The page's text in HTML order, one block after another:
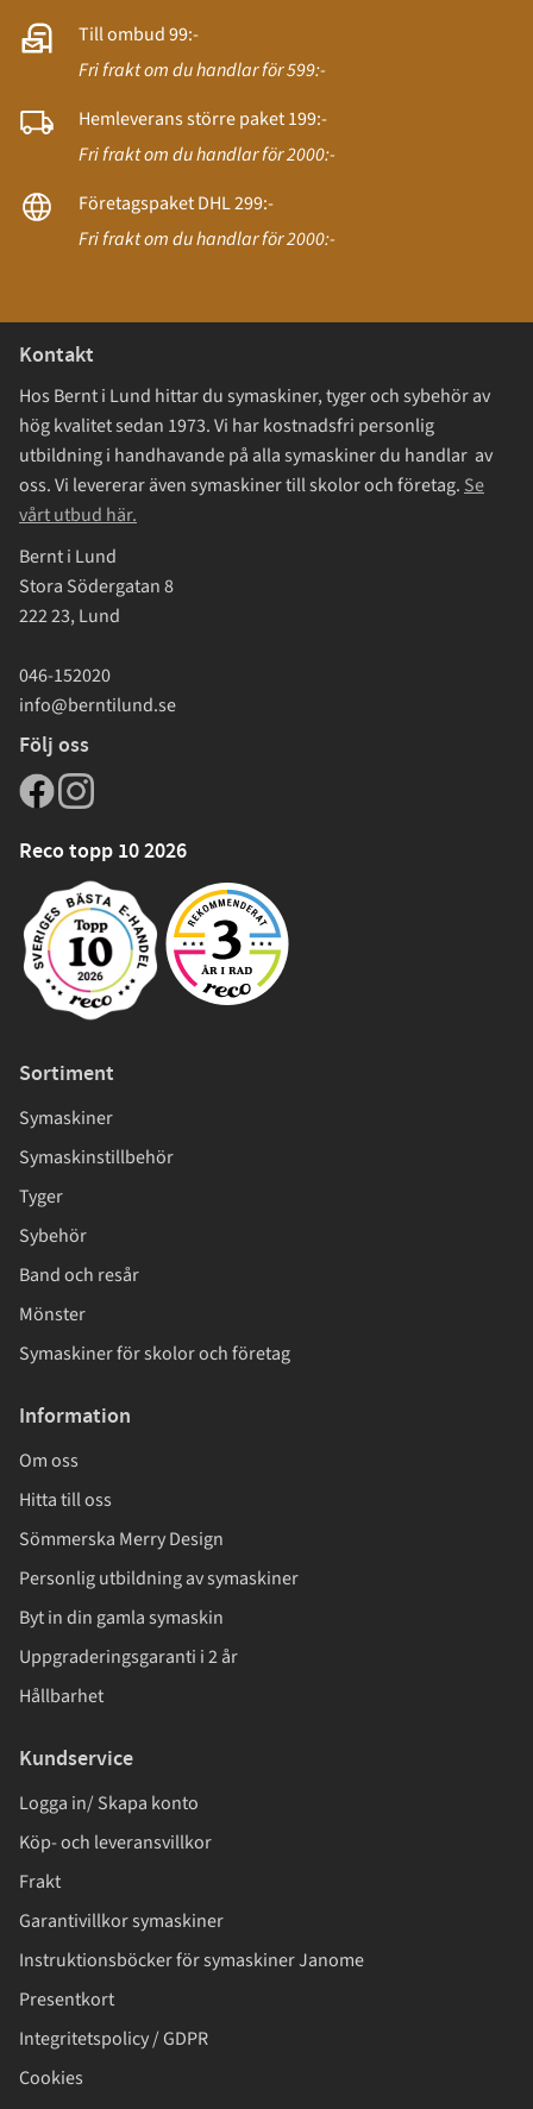
Till ombud 99:-
Fri frakt om du handlar för 599:-
Hemleverans större paket 199:-
Fri frakt om du handlar för 2000:-
Företagspaket DHL 299:-
Fri frakt om du handlar för 2000:-
Kontakt
Hos Bernt i Lund hittar du symaskiner, tyger och sybehör av
hög kvalitet sedan 1973. Vi har kostnadsfri personlig
utbildning i handhavande på alla symaskiner du handlar av
oss. Vi levererar även symaskiner till skolor och företag. Se
vårt utbud här.
Bernt i Lund
Stora Södergatan 8
222 23, Lund
046-152020
info@berntilund.se
Följ oss
Reco topp 10 2026
Sortiment
Symaskiner
Symaskinstillbehör
Tyger
Sybehör
Band och resår
Mönster
Symaskiner för skolor och företag
Information
Om oss
Hitta till oss
Sömmerska Merry Design
Personlig utbildning av symaskiner
Byt in din gamla symaskin
Uppgraderingsgaranti i 2 år
Hållbarhet
Kundservice
Logga in/ Skapa konto
Köp- och leveransvillkor
Frakt
Garantivillkor symaskiner
Instruktionsböcker för symaskiner Janome
Presentkort
Integritetspolicy / GDPR
Cookies